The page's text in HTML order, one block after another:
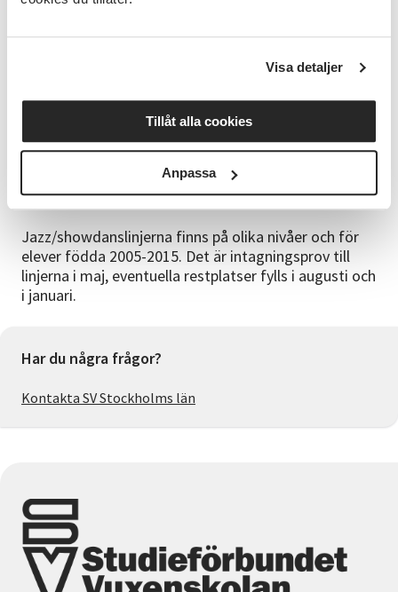
Visa detaljer
Tillåt alla cookies
Anpassa
Uppvisning lördagen den 6 december.
För vem?
Jazz/showdanslinjerna finns på olika nivåer och för
elever födda 2005-2015. Det är intagningsprov till
linjerna i maj, eventuella restplatser fylls i augusti och
i januari.
Har du några frågor?
Kontakta SV Stockholms län